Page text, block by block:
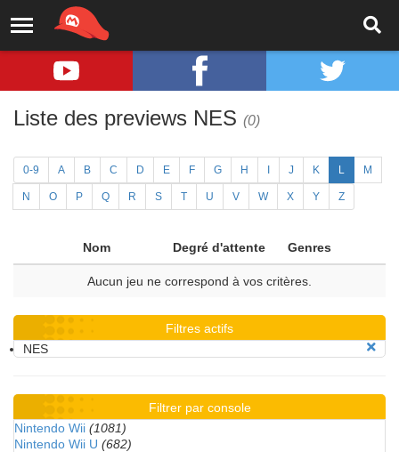
Liste des previews NES (0)
0-9 A B C D E F G H J K L M
N O P Q R S T U V W X Y Z
Nom Degré d'attente Genres
Aucun jeu ne correspond à vos critères.
Filtres actifs
NES
Filtrer par console
Nintendo Wii (1081)
Nintendo Wii U (682)